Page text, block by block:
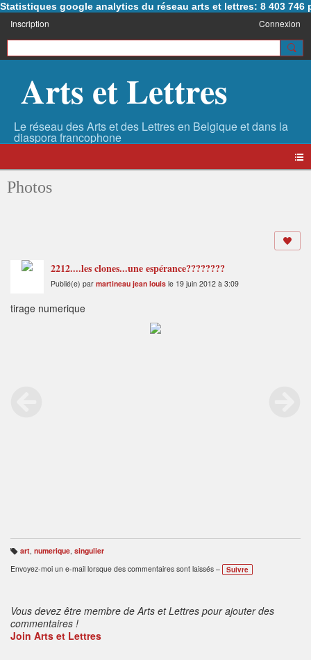
Statistiques google analytics du réseau arts et lettres: 8 403 746
Inscription Connexion
Arts et Lettres
Photos
2212....les clones...une espérance????????
Publié(e) par martineau jean louis le 19 juin 2012 à 3:09
tirage numerique
B
ali
s
art, numerique, singulier
Envoyez-moi un e-mail lorsque des commentaires sont laissés –
Suivre
Vous devez être membre de Arts et Lettres pour ajouter des
commentaires !
Join Arts et Lettres